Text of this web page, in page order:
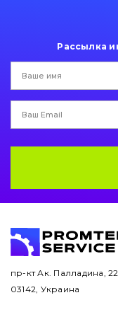
Гидравлика
Трансмиссия
Навесное
Буровой инструмент
Рассылка
пр-кт Ак. Палладина,
03142, Украина